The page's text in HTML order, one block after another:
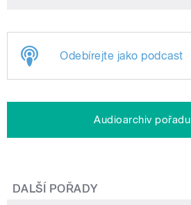
Odebírejte jako podcast
Audioarchiv pořadu
DALŠÍ POŘADY